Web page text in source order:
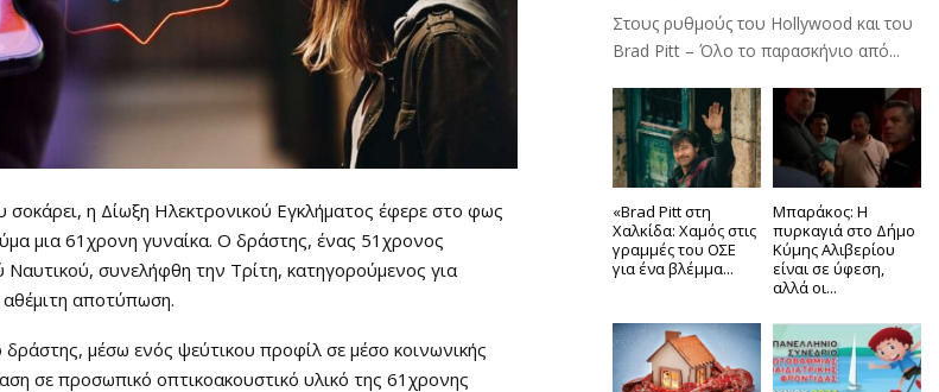
η Δίωξη Ηλεκτρονικού Εγκλήματος έφερε στο φως
μια 61χρονη γυναίκα. Ο δράστης, ένας 51χρονος
συνελήφθη την Τρίτη, κατηγορούμενος για
αθέμιτη αποτύπωση.
μέσω ενός ψεύτικου προφίλ σε μέσο κοινωνικής
σε προσωπικό οπτικοακουστικό υλικό της 61χρονης
Στους ρυθμούς του Hollywood και του
Brad Pitt – Όλο το παρασκήνιο από...
«Brad Pitt στη
Χαλκίδα: Χαμός στις
γραμμές του ΟΣΕ
για ένα βλέμμα...
Μπαράκος: Η
πυρκαγιά στο Δήμο
Κύμης Αλιβερίου
είναι σε ύφεση,
αλλά οι...